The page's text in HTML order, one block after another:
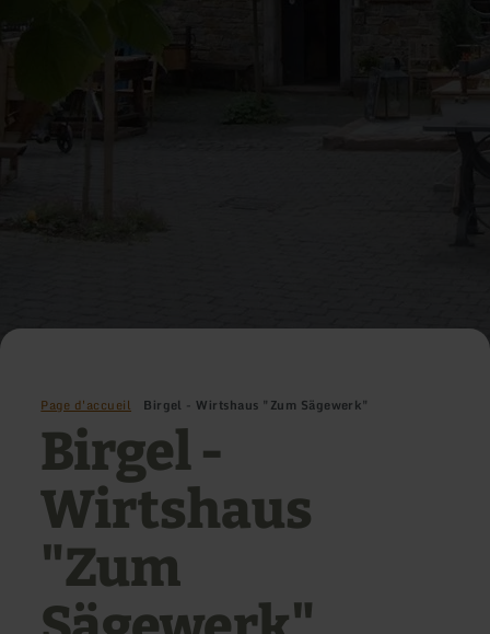
Page d'accueil Birgel - Wirtshaus "Zum Sägewerk"
Birgel -
Wirtshaus
"Zum